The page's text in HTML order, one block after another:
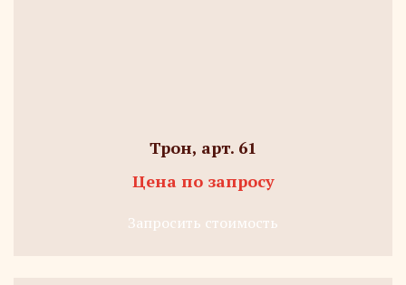
Трон, арт. 61
Цена по запросу
Запросить стоимость